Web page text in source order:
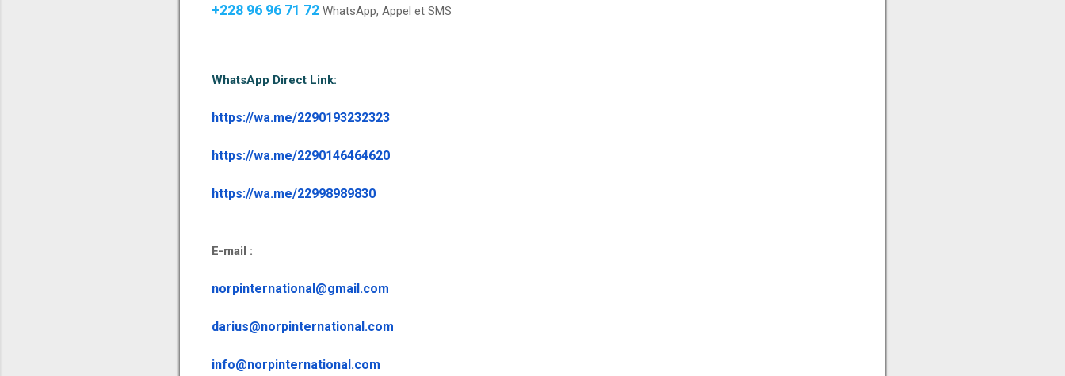
+228 96 96 71 72 WhatsApp, Appel et SMS
WhatsApp Direct Link:
https://wa.me/2290193232323
https://wa.me/2290146464620
https://wa.me/22998989830
E-mail :
norpinternational@gmail.com
darius@norpinternational.com
info@norpinternational.com